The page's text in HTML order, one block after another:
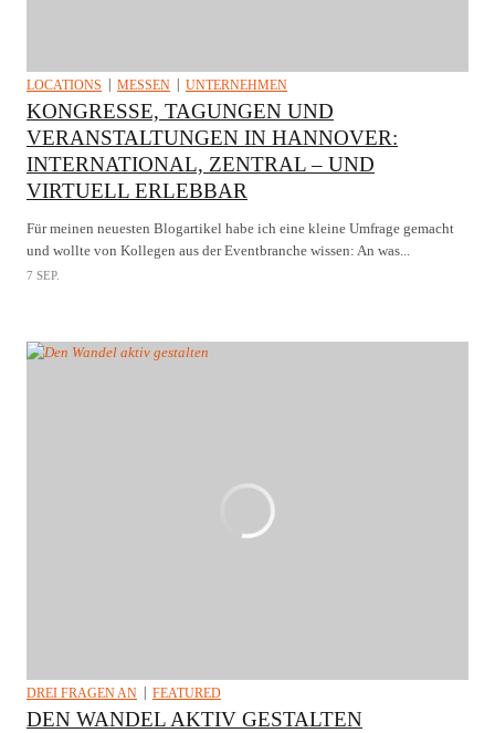
LOCATIONS MESSEN UNTERNEHMEN
KONGRESSE, TAGUNGEN UND
VERANSTALTUNGEN IN HANNOVER:
INTERNATIONAL, ZENTRAL – UND
VIRTUELL ERLEBBAR
Für meinen neuesten Blogartikel habe ich eine kleine Umfrage gemacht
und wollte von Kollegen aus der Eventbranche wissen: An was...
7 SEP.
DREI FRAGEN AN FEATURED
DEN WANDEL AKTIV GESTALTEN